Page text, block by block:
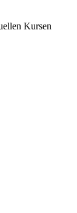
Kursen